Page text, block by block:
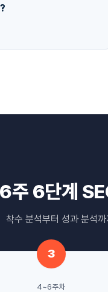
주 6단계
착수 분석부터 성과 분석
3
4~6주차